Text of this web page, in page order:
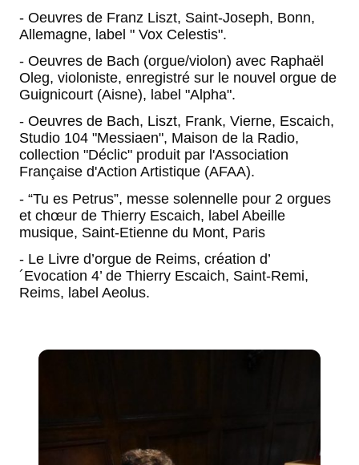
- Oeuvres de Franz Liszt, Saint-Joseph, Bonn,
Allemagne, label " Vox Celestis".
- Oeuvres de Bach (orgue/violon) avec Raphaël
Oleg, violoniste, enregistré sur le nouvel orgue de
Guignicourt (Aisne), label "Alpha".
- Oeuvres de Bach, Liszt, Frank, Vierne, Escaich,
Studio 104 "Messiaen", Maison de la Radio,
collection "Déclic" produit par l'Association
Française d'Action Artistique (AFAA).
- “Tu es Petrus”, messe solennelle pour 2 orgues
et chœur de Thierry Escaich, label Abeille
musique, Saint-Etienne du Mont, Paris
- Le Livre d’orgue de Reims, création d’
´Evocation 4’ de Thierry Escaich, Saint-Remi,
Reims, label Aeolus.